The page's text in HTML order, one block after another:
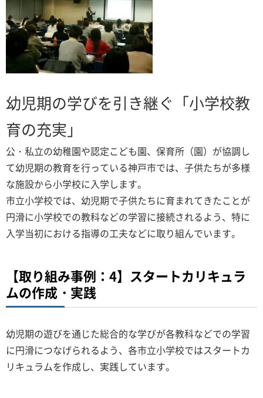
幼児期の学びを引き継ぐ「小学校教
育の充実」
公・私立の幼稚園や認定こども園、保育所（園）が協調し
て幼児期の教育を行っている神戸市では、子供たちが多様
な施設から小学校に入学します。
市立小学校では、幼児期で子供たちに育まれてきたことが
円滑に小学校での教科などの学習に接続されるよう、特に
入学当初における指導の工夫などに取り組んでいます。
【取り組み事例：4】スタートカリキュラ
ムの作成・実践
幼児期の遊びを通じた総合的な学びが各教科などでの学習
に円滑につなげられるよう、各市立小学校ではスタートカ
リキュラムを作成し、実践しています。